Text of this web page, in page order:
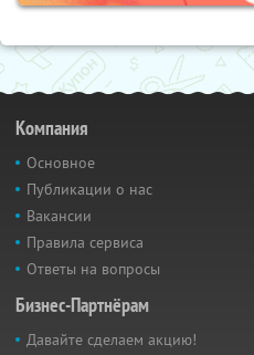
Компания
Основное
Публикации о нас
Вакансии
Правила сервиса
Ответы на вопросы
Бизнес-Партнёрам
Давайте сделаем акцию!